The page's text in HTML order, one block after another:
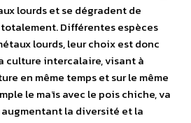
lourds et se dégradent de
Différentes espèces
lourds, leur choix est donc
culture intercalaire, visant à
en même temps et sur le même
le maïs avec le pois chiche, va
augmentant la diversité et la